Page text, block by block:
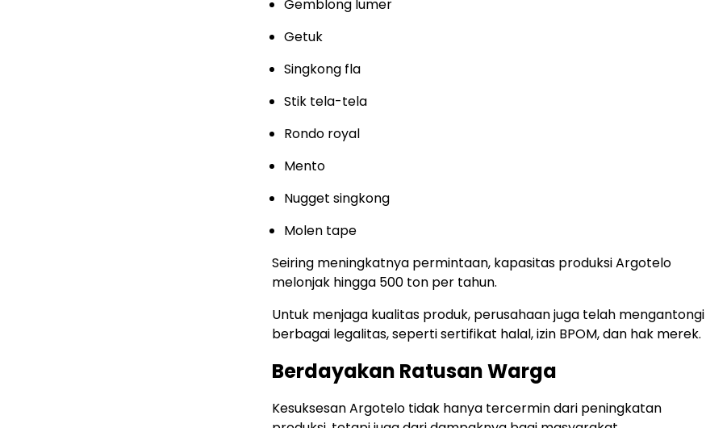
Gemblong lumer
Getuk
Singkong fla
Stik tela-tela
Rondo royal
Mento
Nugget singkong
Molen tape
Seiring meningkatnya permintaan, kapasitas produksi Argotelo
melonjak hingga 500 ton per tahun.
Untuk menjaga kualitas produk, perusahaan juga telah mengantongi
berbagai legalitas, seperti sertifikat halal, izin BPOM, dan hak merek.
Berdayakan Ratusan Warga
Kesuksesan Argotelo tidak hanya tercermin dari peningkatan